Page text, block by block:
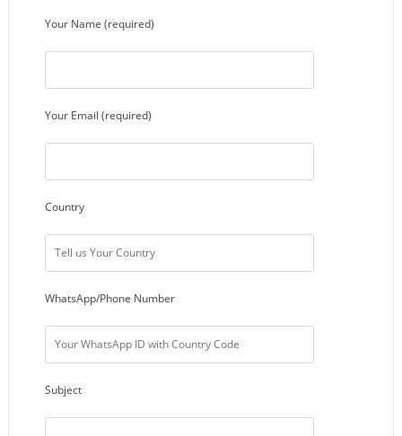
Your Name (required)
Your Email (required)
Country
WhatsApp/Phone Number
Subject